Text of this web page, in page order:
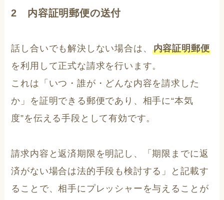
2 内容証明郵便の送付
話し合いでも解決しない場合は、 内容証明郵便
を利用して正式な請求を行います。
これは「いつ・誰が・どんな内容を請求した
か」を証明できる郵便であり、相手に“本気
度”を伝える手段として有効です。
請求内容と返済期限を明記し、「期限までに返
済がない場合は法的手段も検討する」と記載す
ることで、相手にプレッシャーを与えることが